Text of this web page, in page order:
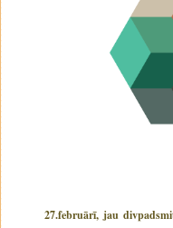
27.februārī, jau